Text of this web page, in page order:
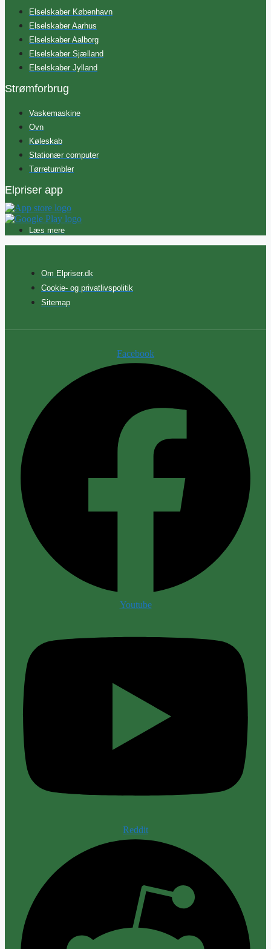
Elselskaber København
Elselskaber Aarhus
Elselskaber Aalborg
Elselskaber Sjælland
Elselskaber Jylland
Strømforbrug
Vaskemaskine
Ovn
Køleskab
Stationær computer
Tørretumbler
Elpriser app
Læs mere
Om Elpriser.dk
Cookie- og privatlivspolitik
Sitemap
Facebook
Youtube
Reddit